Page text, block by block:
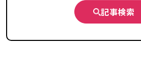
記事検索